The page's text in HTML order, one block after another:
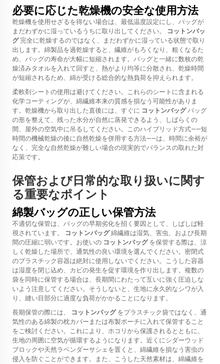
必要に応じた乾燥機の安全な使用方法
乾燥機を使用せざるを得ない場合は、最低温度設定にし、バッグが
まだわずかに湿っているうちに取り出してください。
コットンバッ
グ 完全に乾燥するのではなく、まだわずかに湿っている状態で取り
出します。綿製品を過乾燥すると、繊維がもろくなり、粗くなるた
め、バッグの寿命が大幅に短縮されます。バッグと一緒に数枚の乾
燥済みタオルを入れて回すと、熱がより均等に分散され、乾燥時間
が短縮されるため、綿が受ける総合的な熱負荷を抑えられます。
柔軟剤シートの使用は避けてください。これらのシートに含まれる
化学コーティングが、綿繊維本来の質感を損なう可能性がありま
す。乾燥機から取り出した直後には、すぐに コットンバッグバッグ
の形を整えて、残った水分が自然に蒸発できるよう、しばらくの
間、屋外の空気中に吊るしてください。このハイブリッド方式——短
時間の機械乾燥の後に自然乾燥を併用する方法——は、時間に余裕が
なく、完全な自然乾燥が難しい場合の現実的でバランスの取れた対
応策です。
保管および日常的な取り扱いに関す
る重要なポイント
綿製バッグの正しい保管方法
不適切な保管は、バッグの早期劣化を招く要因として、しばしば軽
視されています。
コットンバッグ綿繊維は湿気、害虫、および長期
間の圧縮に弱いです。お使いの コットンバッグ を保管する際は、涼
しく乾燥した場所で、通気性の良い環境を選んでください。密閉式
のプラスチック容器は絶対に使用しないでください。こうした容器
は湿度を閉じ込め、カビの発生を促す環境を作り出します。複数の
袋を同時に保管する場合は、長期間にわたって互いに強く圧迫しな
いよう注意してください。そうしないと、生地に永久的なシワが入
り、縫い目部分に過度な負荷がかかることになります。
長期保管の際には、
コットンバッグ をプラスチック袋ではなく、通
気性のある綿製の枕カバーまたは布製ポーチに入れて保管すること
をご検討ください。これにより、ホコリから保護されるとともに、
生地の周囲に空気が循環するようになります。近くにシダーウッド
ブロックや天然ラベンダーサシェを置くと、綿繊維を損なう害虫の
侵入を防ぐことができます。また、こうした天然素材は、綿繊維を